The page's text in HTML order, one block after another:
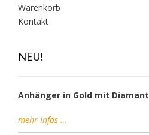
Warenkorb
Kontakt
NEU!
Anhänger in Gold mit Diamant
mehr Infos …